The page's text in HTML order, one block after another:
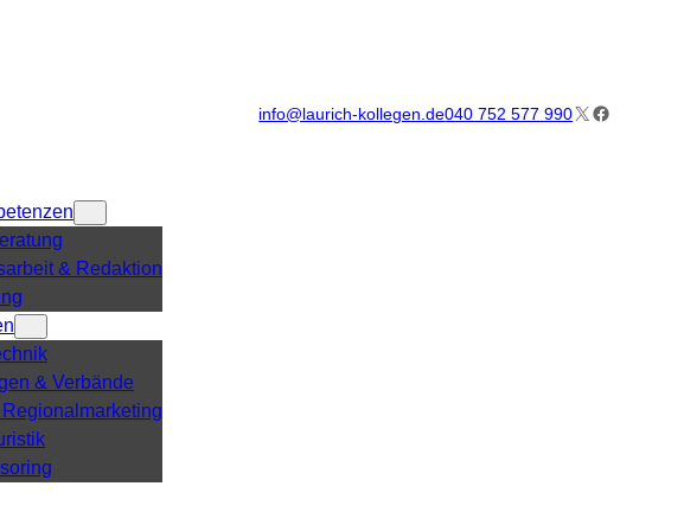
info@laurich-kollegen.de040 752 577 990X Facebook
& Redaktion
& Verbände
Regionalmarketing